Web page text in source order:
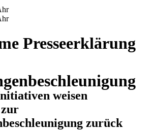
Presseerklärung
weisen
zurück